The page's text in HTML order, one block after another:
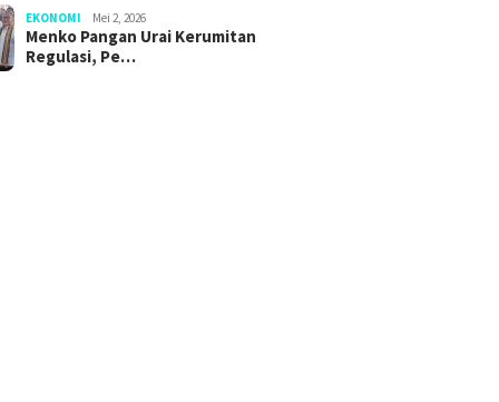
EKONOMI Mei 2, 2026
Menko Pangan Urai Kerumitan
Regulasi, Pe…